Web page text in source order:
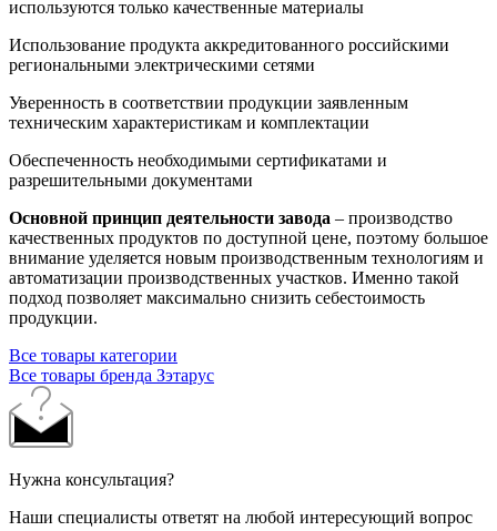
используются только качественные материалы
Использование продукта аккредитованного российскими
региональными электрическими сетями
Уверенность в соответствии продукции заявленным
техническим характеристикам и комплектации
Обеспеченность необходимыми сертификатами и
разрешительными документами
Основной принцип деятельности завода – производство
качественных продуктов по доступной цене, поэтому большое
внимание уделяется новым производственным технологиям и
автоматизации производственных участков. Именно такой
подход позволяет максимально снизить себестоимость
продукции.
Все товары категории
Все товары бренда Зэтарус
Нужна консультация?
Наши специалисты ответят на любой интересующий вопрос